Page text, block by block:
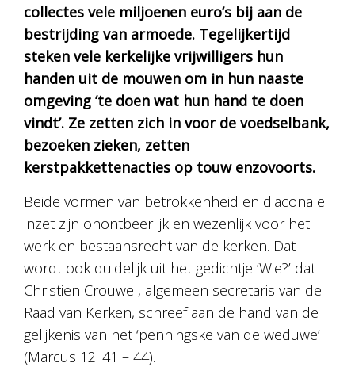
collectes vele miljoenen euro’s bij aan de
bestrijding van armoede. Tegelijkertijd
steken vele kerkelijke vrijwilligers hun
handen uit de mouwen om in hun naaste
omgeving ‘te doen wat hun hand te doen
vindt’. Ze zetten zich in voor de voedselbank,
bezoeken zieken, zetten
kerstpakkettenacties op touw enzovoorts.
Beide vormen van betrokkenheid en diaconale
inzet zijn onontbeerlijk en wezenlijk voor het
werk en bestaansrecht van de kerken. Dat
wordt ook duidelijk uit het gedichtje ‘Wie?’ dat
Christien Crouwel, algemeen secretaris van de
Raad van Kerken, schreef aan de hand van de
gelijkenis van het ‘penningske van de weduwe’
(Marcus 12: 41 – 44).